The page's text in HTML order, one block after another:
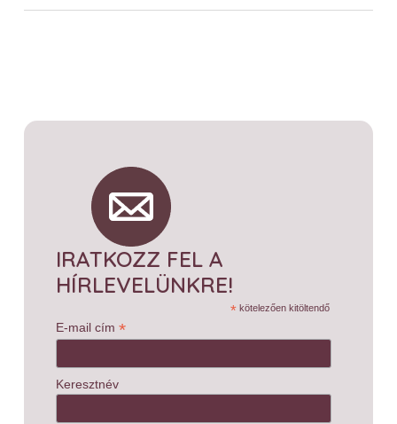
IRATKOZZ FEL A
HÍRLEVELÜNKRE!
* kötelezően kitöltendő
E-mail cím *
Keresztnév